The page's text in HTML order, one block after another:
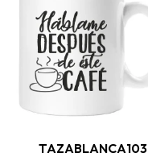
TAZABLANCA103